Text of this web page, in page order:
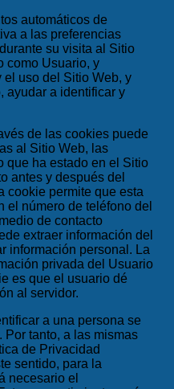
automáticos de
a las preferencias
su visita al Sitio
como Usuario, y
uso del Sitio Web, y
ayudar a identificar y
de las cookies puede
al Sitio Web, las
que ha estado en el Sitio
antes y después del
cookie permite que esta
el número de teléfono del
de contacto
extraer información del
información personal. La
privada del Usuario
es que el usuario dé
al servidor.
a una persona se
tanto, a las mismas
de Privacidad
sentido, para la
necesario el